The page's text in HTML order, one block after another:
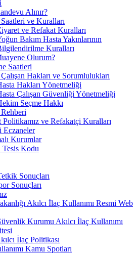
Alınır?
ve Kuralları
ve Refakat Kuralları
Bakım Hasta Yakınlarının
Kuralları
Olurum?
Saatleri
Hakları ve Sorumlulukları
Hakları Yönetmeliği
Çalışan Güvenliği Yönetmeliği
Seçme Hakkı
Politikamız ve Refakatçi Kuralları
Eczaneler
Kurumlar
Tesis Kodu
Sonuçları
Sonuçları
Akılcı İlaç Kullanımı Resmi Web
Kurumu Akılcı İlaç Kullanımı
İlaç Politikası
Kamu Spotları